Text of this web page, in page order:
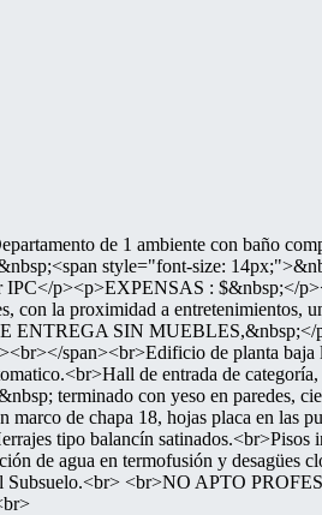
de 1 ambiente con baño
style="font-size:
IPC</p><p>EXPENSAS : $&nbsp;</
la proximidad a entretenimientos,
ENTREGA SIN
span><br>Edificio de planta baja
de entrada de
terminado con yeso en paredes,
de chapa 18, hojas placa en las
tipo balancín
de agua en termofusión y desagües
Subsuelo.<br> <br>NO APTO